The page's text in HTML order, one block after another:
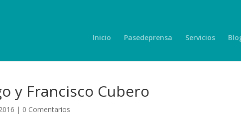
Inicio Pasedeprensa Servicios
y Francisco Cubero
| 0 Comentarios